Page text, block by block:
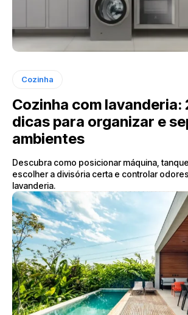
Cozinha
Cozinha com
dicas para organizar e
ambientes
Descubra como posicionar máquina,
escolher a divisória certa e controlar
lavanderia.